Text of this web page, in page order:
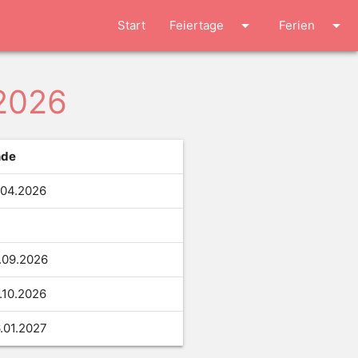
Start Feiertage arrow_drop_down Ferien arrow_drop_down